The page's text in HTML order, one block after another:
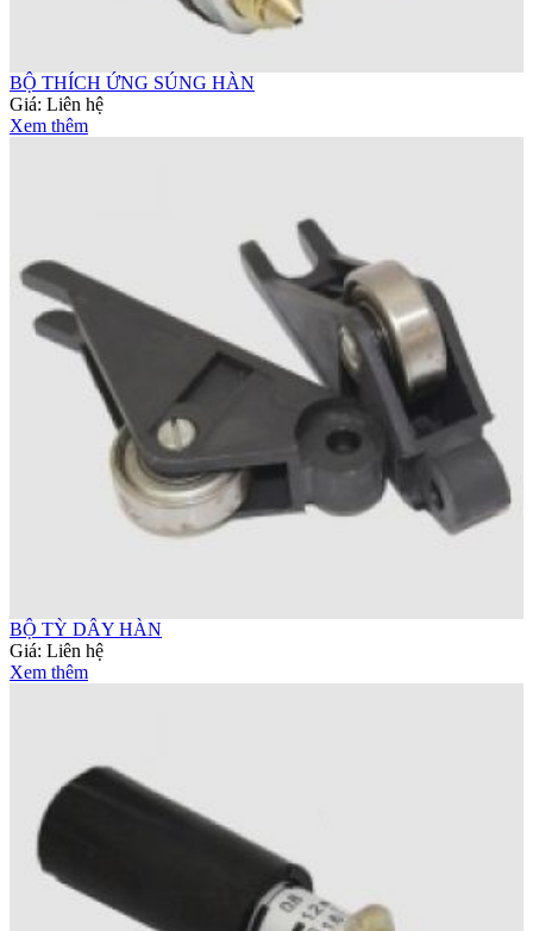
BỘ THÍCH ỨNG SÚNG HÀN
Giá: Liên hệ
Xem thêm
BỘ TỲ DÂY HÀN
Giá: Liên hệ
Xem thêm